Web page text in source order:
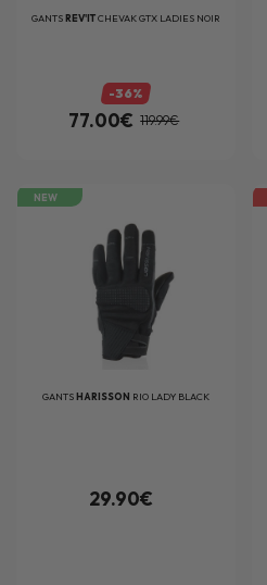
GANTSREV'ITCHEVAK GTX LADIES NOIR
-36%
77.00€ 119.99€
NEW
GANTSHARISSON RIO LADY BLACK
29.90€